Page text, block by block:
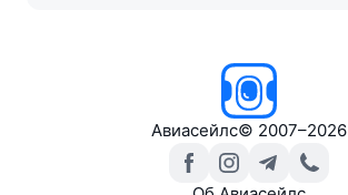
Авиасейлс© 2007–2026